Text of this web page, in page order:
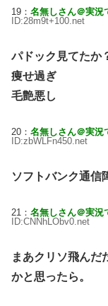
19： 名無しさん＠実況
ID:28m9t+100.net
パドック見てたか
痩せ過ぎ
毛艶悪し
20： 名無しさん＠実況
ID:zbWLFn450.net
ソフトバンク通信
21： 名無しさん＠実況
ID:CNNhLObv0.net
まあクリソ飛んだ
かと思ったら。